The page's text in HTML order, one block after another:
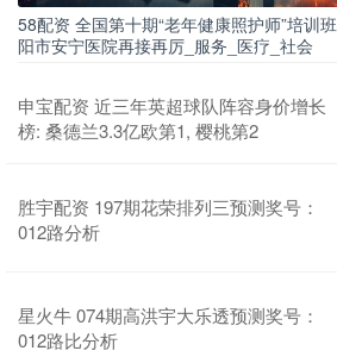
58配资 全国第十期“老年健康照护师”培训
阳市安宁医院再接再厉_服务_医疗_社会
申宝配资 近三年英超球队阵容身价增长
榜: 桑德兰3.3亿欧第1, 樱桃第2
胜宇配资 197期花荣排列三预测奖号：
012路分析
星火牛 074期高洪宇大乐透预测奖号：
012路比分析